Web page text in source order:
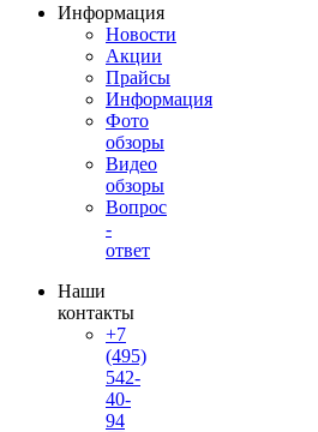
Информация
Новости
Акции
Прайсы
Информация
Фото
обзоры
Видео
обзоры
Вопрос
-
ответ
Наши
контакты
+7
(495)
542-
40-
94